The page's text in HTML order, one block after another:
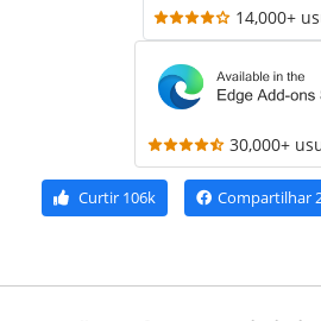
14,000+
30,000+
Curtir 106k Compartilhar